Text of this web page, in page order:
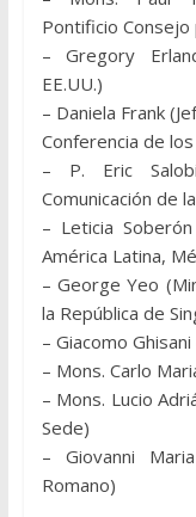
Pontificio Consejo
– Gregory
EE.UU.)
– Daniela Frank
Conferencia de
– P. Eric
Comunicación de
– Leticia
América Latina,
– George Yeo
la República de
– Giacomo
– Mons. Carlo
– Mons. Lucio
Sede)
– Giovanni
Romano)